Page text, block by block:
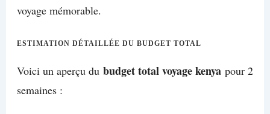
voyage mémorable.
ESTIMATION DÉTAILLÉE DU BUDGET TOTAL
Voici un aperçu du budget total voyage kenyapour 2
semaines :